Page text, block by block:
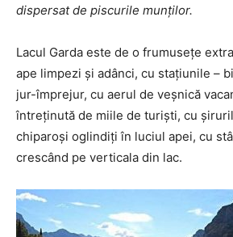
dispersat de piscurile munților.
Lacul Garda este de o frumusețe
ape limpezi și adânci, cu stațiunile –
jur-împrejur, cu aerul de veșnică
întreținută de miile de turiști, cu
chiparoși oglindiți în luciul apei, cu
crescând pe verticala din lac.